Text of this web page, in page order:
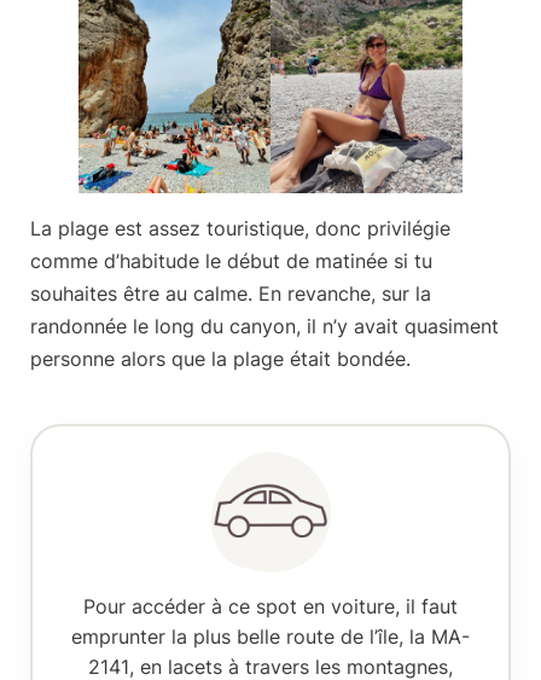
La plage est assez touristique, donc privilégie
comme d’habitude le début de matinée si tu
souhaites être au calme. En revanche, sur la
randonnée le long du canyon, il n’y avait quasiment
personne alors que la plage était bondée.
Pour accéder à ce spot en voiture, il faut
emprunter la plus belle route de l’île, la MA-
2141, en lacets à travers les montagnes,